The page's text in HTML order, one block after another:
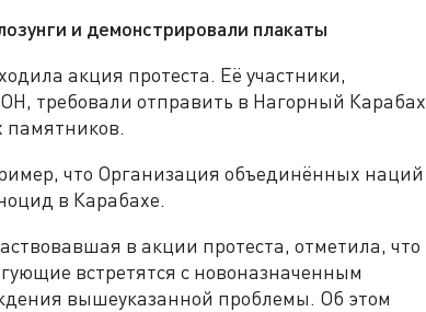
и демонстрировали плакаты
акция протеста. Её участники,
требовали отправить в Нагорный Карабах
что Организация объединённых наций
в Карабахе.
в акции протеста, отметила, что
встретятся с новоназначенным
вышеуказанной проблемы. Об этом